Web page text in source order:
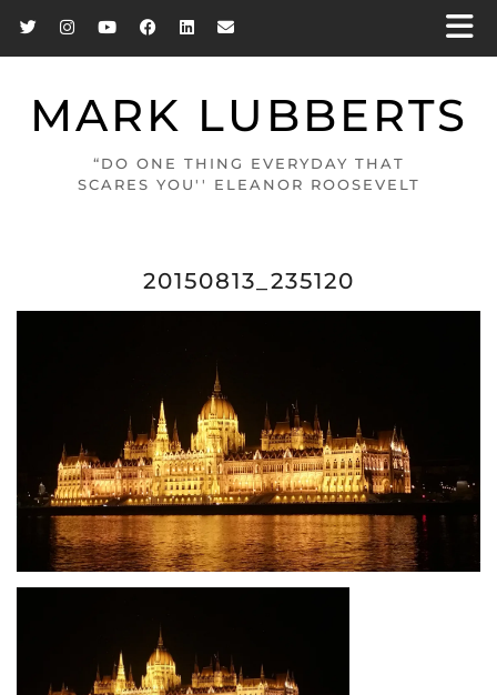
MARK LUBBERTS
“DO ONE THING EVERYDAY THAT
SCARES YOU'' ELEANOR ROOSEVELT
20150813_235120